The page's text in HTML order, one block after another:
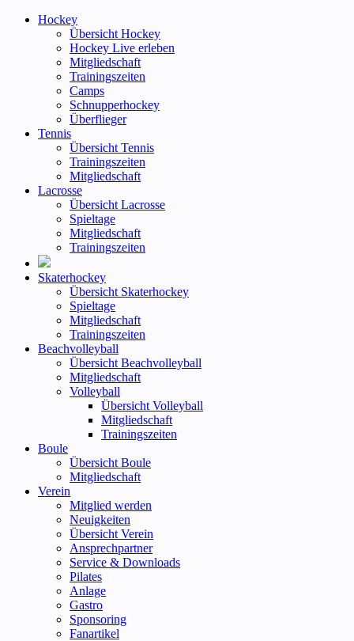
Hockey
Übersicht Hockey
Hockey Live erleben
Mitgliedschaft
Trainingszeiten
Camps
Schnupperhockey
Überflieger
Tennis
Übersicht Tennis
Trainingszeiten
Mitgliedschaft
Lacrosse
Übersicht Lacrosse
Spieltage
Mitgliedschaft
Trainingszeiten
Skaterhockey
Übersicht Skaterhockey
Spieltage
Mitgliedschaft
Trainingszeiten
Beachvolleyball
Übersicht Beachvolleyball
Mitgliedschaft
Volleyball
Übersicht Volleyball
Mitgliedschaft
Trainingszeiten
Boule
Übersicht Boule
Mitgliedschaft
Verein
Mitglied werden
Neuigkeiten
Übersicht Verein
Ansprechpartner
Service & Downloads
Pilates
Anlage
Gastro
Sponsoring
Fanartikel